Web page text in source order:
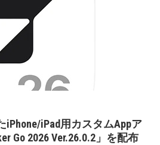
iPhone/iPad用カスタムAppア
Go 2026 Ver.26.0.2」を配布